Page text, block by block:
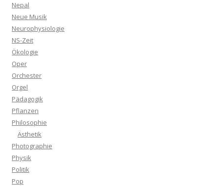
Nepal
Neue Musik
Neurophysiologie
NS-Zeit
Ökologie
Oper
Orchester
Orgel
Pädagogik
Pflanzen
Philosophie
Ästhetik
Photographie
Physik
Politik
Pop